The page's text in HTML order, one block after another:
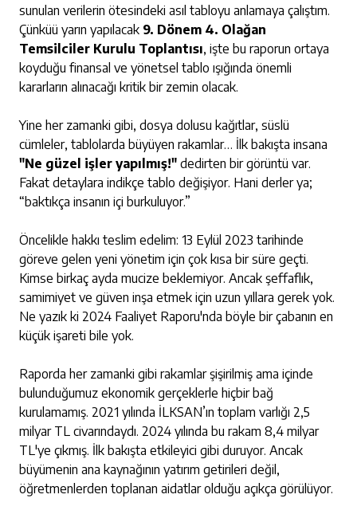
sunulan verilerin ötesindeki asıl tabloyu anlamaya çalıştım.
Çünküü yarın yapılacak 9. Dönem 4. Olağan
Temsilciler Kurulu Toplantısı, işte bu raporun ortaya
koyduğu finansal ve yönetsel tablo ışığında önemli
kararların alınacağı kritik bir zemin olacak.
Yine her zamanki gibi, dosya dolusu kağıtlar, süslü
cümleler, tablolarda büyüyen rakamlar… İlk bakışta insana
"Ne güzel işler yapılmış!" dedirten bir görüntü var.
Fakat detaylara indikçe tablo değişiyor. Hani derler ya;
“baktıkça insanın içi burkuluyor.”
Öncelikle hakkı teslim edelim: 13 Eylül 2023 tarihinde
göreve gelen yeni yönetim için çok kısa bir süre geçti.
Kimse birkaç ayda mucize beklemiyor. Ancak şeffaflık,
samimiyet ve güven inşa etmek için uzun yıllara gerek yok.
Ne yazık ki 2024 Faaliyet Raporu'nda böyle bir çabanın en
küçük işareti bile yok.
Raporda her zamanki gibi rakamlar şişirilmiş ama içinde
bulunduğumuz ekonomik gerçeklerle hiçbir bağ
kurulamamış. 2021 yılında İLKSAN’ın toplam varlığı 2,5
milyar TL civarındaydı. 2024 yılında bu rakam 8,4 milyar
TL'ye çıkmış. İlk bakışta etkileyici gibi duruyor. Ancak
büyümenin ana kaynağının yatırım getirileri değil,
öğretmenlerden toplanan aidatlar olduğu açıkça görülüyor.